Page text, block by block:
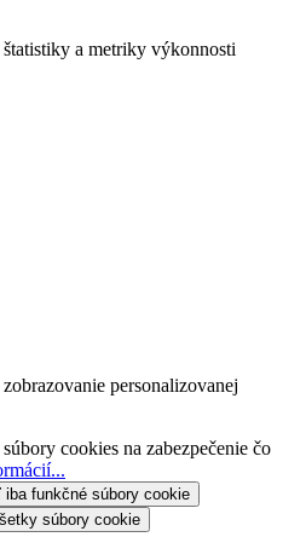
a metriky výkonnosti
personalizovanej
cookies na zabezpečenie čo
iba funkčné súbory cookie
súbory cookie